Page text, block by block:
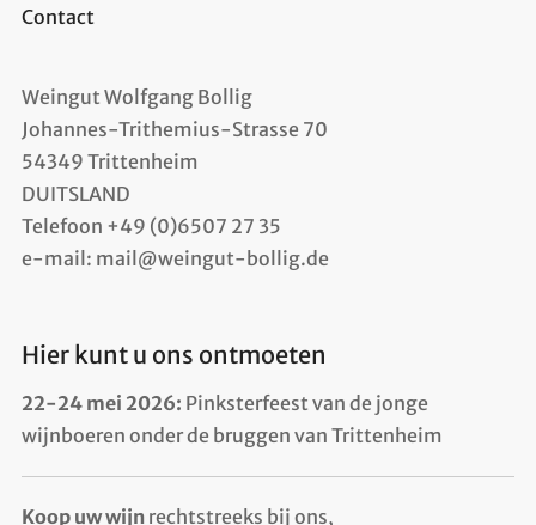
Contact
Weingut Wolfgang Bollig
Johannes-Trithemius-Strasse 70
54349 Trittenheim
DUITSLAND
Telefoon +49 (0)6507 27 35
e-mail: mail@weingut-bollig.de
Hier kunt u ons ontmoeten
22-24 mei 2026: Pinksterfeest van de jonge
wijnboeren onder de bruggen van Trittenheim
Koop uw wijnrechtstreeks bij ons,